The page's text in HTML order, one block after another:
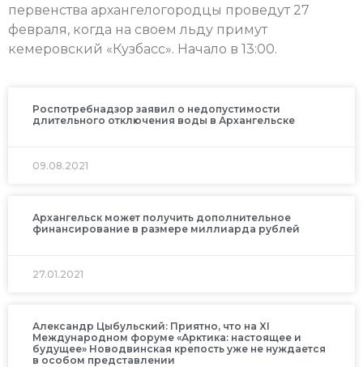
первенства архангелогородцы проведут 27
февраля, когда на своем льду примут
кемеровский «Кузбасс». Начало в 13:00.
Роспотребнадзор заявил о недопустимости
длительного отключения воды в Архангельске
09.08.2021
Архангельск может получить дополнительное
финансирование в размере миллиарда рублей
27.01.2021
Александр Цыбульский: Приятно, что на XI
Международном форуме «Арктика: настоящее и
будущее» Новодвинская крепость уже не нуждается
в особом представлении